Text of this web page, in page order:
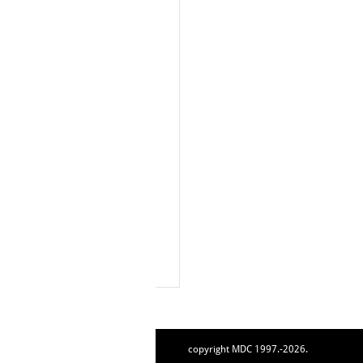
copyright MDC 1997.-2026.